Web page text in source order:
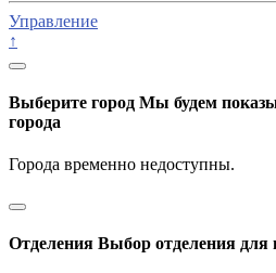
Управление
↑
Выберите город Мы будем
города
Города временно недоступны.
Отделения Выбор отделения для